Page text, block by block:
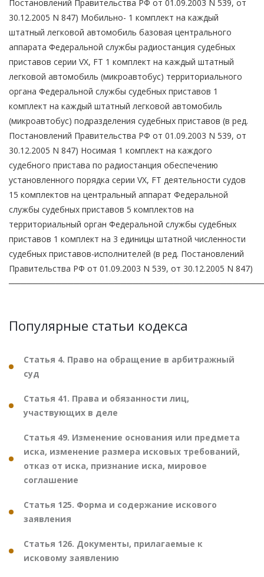
Постановлений Правительства РФ от 01.09.2003 N 539, от
30.12.2005 N 847) Мобильно- 1 комплект на каждый
штатный легковой автомобиль базовая центрального
аппарата Федеральной службы радиостанция судебных
приставов серии VX, FT 1 комплект на каждый штатный
легковой автомобиль (микроавтобус) территориального
органа Федеральной службы судебных приставов 1
комплект на каждый штатный легковой автомобиль
(микроавтобус) подразделения судебных приставов (в ред.
Постановлений Правительства РФ от 01.09.2003 N 539, от
30.12.2005 N 847) Носимая 1 комплект на каждого
судебного пристава по радиостанция обеспечению
установленного порядка серии VX, FT деятельности судов
15 комплектов на центральный аппарат Федеральной
службы судебных приставов 5 комплектов на
территориальный орган Федеральной службы судебных
приставов 1 комплект на 3 единицы штатной численности
судебных приставов-исполнителей (в ред. Постановлений
Правительства РФ от 01.09.2003 N 539, от 30.12.2005 N 847)
Популярные статьи кодекса
Статья 4. Право на обращение в арбитражный
суд
Статья 41. Права и обязанности лиц,
участвующих в деле
Статья 49. Изменение основания или предмета
иска, изменение размера исковых требований,
отказ от иска, признание иска, мировое
соглашение
Статья 125. Форма и содержание искового
заявления
Статья 126. Документы, прилагаемые к
исковому заявлению